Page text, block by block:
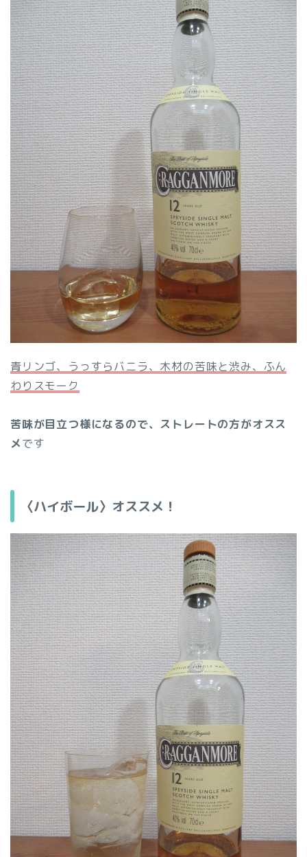
青リンゴ、うっすらバニラ、木材の苦味と渋み、ふん
わりスモーク
苦味が目立つ様になるので、ストレートの方がオスス
メです
〈ハイボール〉オススメ！